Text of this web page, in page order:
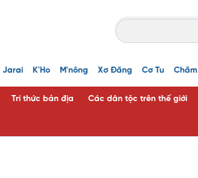
Jarai K'Ho M'nông Xơ Đăng Cơ Tu Chăm
Tri thức bản địa Các dân tộc trên thế giới